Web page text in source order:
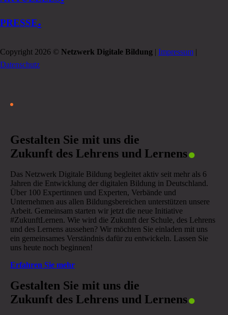
PRESSE.
Copyright 2026 © Netzwerk Digitale Bildung | Impressum |
Datenschutz
Gestalten Sie mit uns die
Zukunft des Lehrens und Lernens.
Das Netzwerk Digitale Bildung begleitet aktiv seit mehr als 6
Jahren die Entwicklung der digitalen Bildung in Deutschland.
Über 100 Expertinnen und Experten, Verbände und
Unternehmen aus allen Bildungsbereichen unterstützen unsere
Arbeit. Gemeinsam starten wir jetzt die neue Initiative
#ZukunftLernen. Wie wird die Zukunft der Schule, des Lehrens
und des Lernens aussehen? Wir möchten Sie einladen mit uns
ein gemeinsames Verständnis dafür zu entwickeln. Lassen Sie
uns heute noch beginnen!
Erfahren Sie mehr
Gestalten Sie mit uns die
Zukunft des Lehrens und Lernens.